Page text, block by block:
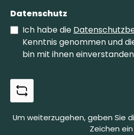
Datenschutz
Ich habe die
Kenntnis genommen und
bin mit ihnen
Um weiterzugehen, geben Sie
Zeichen ein